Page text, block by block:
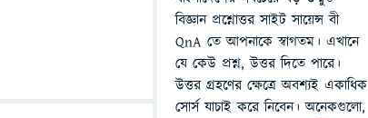
বিজ্ঞান প্রশ্নোত্তর সাইট সায়েন্স বী
QnA তে আপনাকে স্বাগতম। এখানে
যে কেউ প্রশ্ন, উত্তর দিতে পারে।
উত্তর গ্রহণের ক্ষেত্রে অবশ্যই একাধিক
সোর্স যাচাই করে নিবেন। অনেকগুলো,